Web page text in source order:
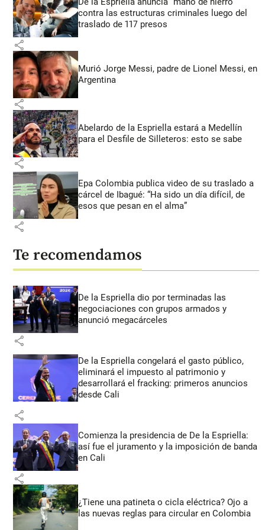
contra las estructuras criminales luego del
traslado de 117 presos
share
Murió Jorge Messi, padre de Lionel Messi, en
Argentina
share
Abelardo de la Espriella estará a Medellín
para el Desfile de Silleteros: esto se sabe
share
Epa Colombia publica video de su traslado a
cárcel de Ibagué: “Ha sido un día difícil, de
esos que pesan en el alma”
share
Te recomendamos
De la Espriella dio por terminadas las
negociaciones con grupos armados y
anunció megacárceles
share
De la Espriella congelará el gasto público,
eliminará el impuesto al patrimonio y
desarrollará el fracking: primeros anuncios
desde Cali
share
Comienza la presidencia de De la Espriella:
así fue el juramento y la imposición de banda
en Cali
share
¿Tiene una patineta o cicla eléctrica? Ojo a
las nuevas reglas para circular en Colombia